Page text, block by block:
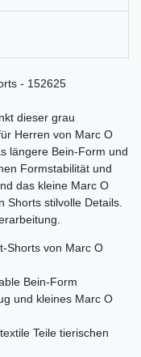
- 152625
dieser grau
Herren von Marc O
längere Bein-Form und
Formstabilität und
das kleine Marc O
Shorts stilvolle Details.
Shorts von Marc O
Bein-Form
und kleines Marc O
Teile tierischen